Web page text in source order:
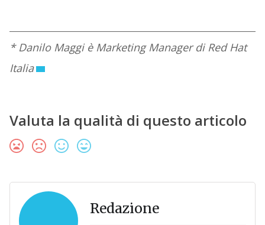
* Danilo Maggi è Marketing Manager di Red Hat
Italia
Valuta la qualità di questo articolo
Redazione